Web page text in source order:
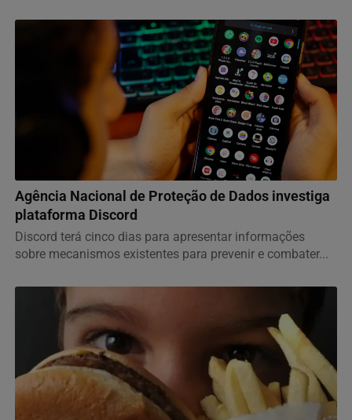
Agência Nacional de Proteção de Dados investiga
plataforma Discord
Discord terá cinco dias para apresentar informações
sobre mecanismos existentes para prevenir e combater...